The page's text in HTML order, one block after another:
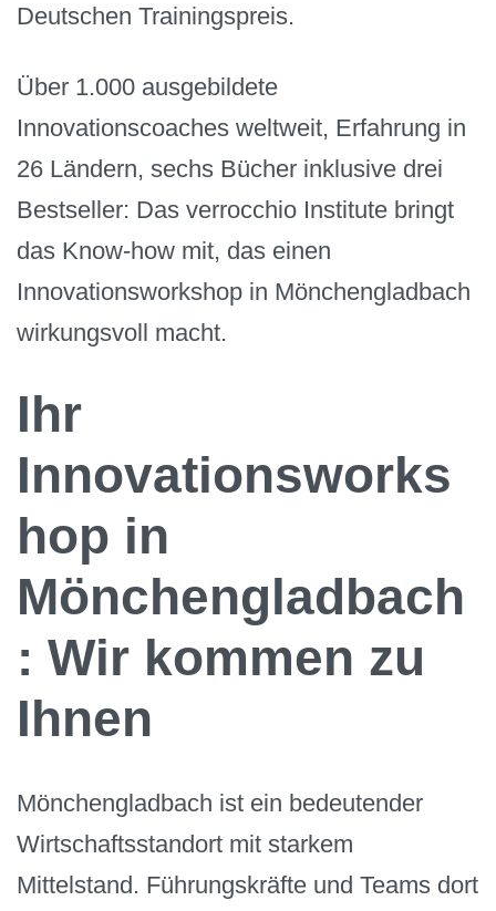
Deutschen Trainingspreis.
Über 1.000 ausgebildete
Innovationscoaches weltweit, Erfahrung in
26 Ländern, sechs Bücher inklusive drei
Bestseller: Das verrocchio Institute bringt
das Know-how mit, das einen
Innovationsworkshop in Mönchengladbach
wirkungsvoll macht.
Ihr
Innovationsworks
hop in
Mönchengladbach
: Wir kommen zu
Ihnen
Mönchengladbach ist ein bedeutender
Wirtschaftsstandort mit starkem
Mittelstand. Führungskräfte und Teams dort